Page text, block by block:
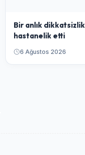
Bir anlık dikkatsizlik
hastanelik etti
6 Ağustos 2026